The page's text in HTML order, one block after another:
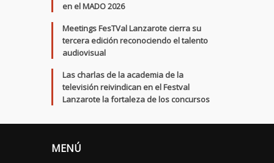
en el MADO 2026
Meetings FesTVal Lanzarote cierra su
tercera edición reconociendo el talento
audiovisual
Las charlas de la academia de la
televisión reivindican en el Festval
Lanzarote la fortaleza de los concursos
MENÚ